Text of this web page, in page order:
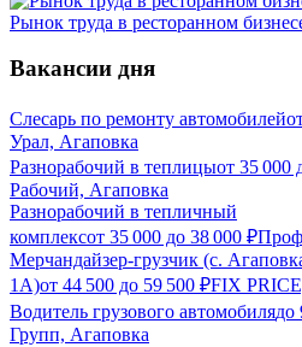
Рынок труда в ресторанном
Вакансии дня
Слесарь по ремонту автомобилей
Урал, Агаповка
Разнорабочий в теплицыот 35 000
Рабочий, Агаповка
Разнорабочий в тепличный
комплексот 35 000 до 38 000 ₽
Мерчандайзер-грузчик (с.
1А)от 44 500 до 59 500 ₽FIX
Водитель грузового автомобилядо
Групп, Агаповка